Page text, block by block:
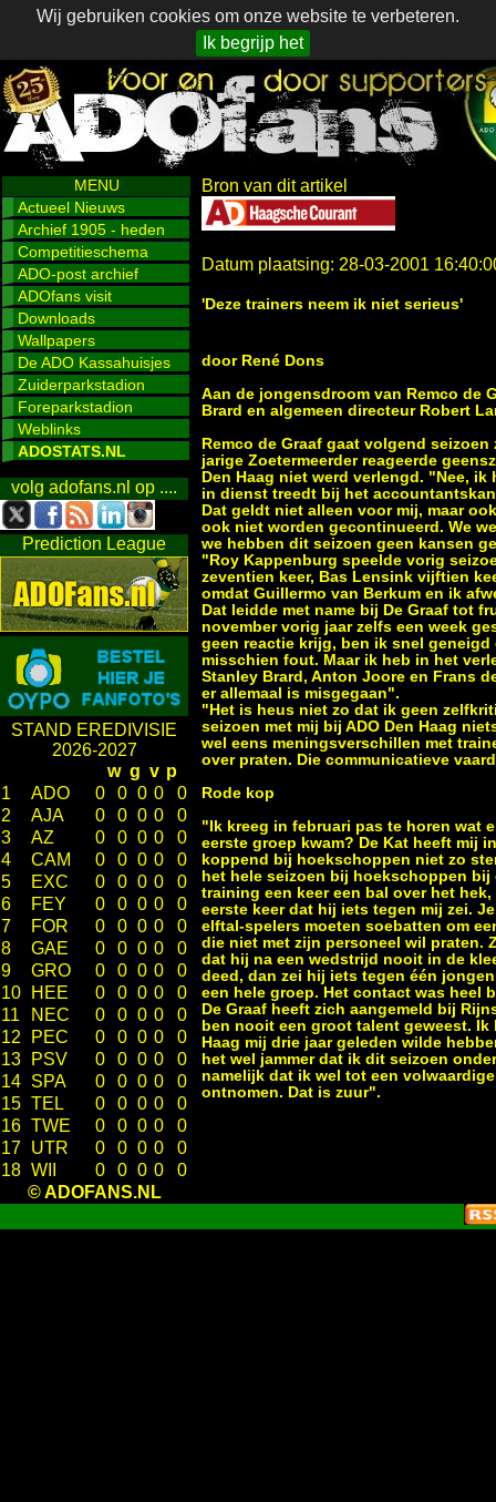
Wij gebruiken cookies om onze website te verbeteren.
Ik begrijp het
MENU
Actueel Nieuws
Archief 1905 - heden
Competitieschema
ADO-post archief
ADOfans visit
Downloads
Wallpapers
De ADO Kassahuisjes
Zuiderparkstadion
Foreparkstadion
Weblinks
ADOSTATS.NL
volg adofans.nl op ....
Prediction League
STAND EREDIVISIE
2026-2027
w g v p
1
ADO 0 0 0 0
0
2
AJA 0 0 0 0
0
3
AZ 0 0 0 0
0
4
CAM 0 0 0 0
0
5
EXC 0 0 0 0
0
6
FEY 0 0 0 0
0
7
FOR 0 0 0 0
0
8
GAE 0 0 0 0
0
9
GRO 0 0 0 0
0
10
HEE 0 0 0 0
0
11
NEC 0 0 0 0
0
12
PEC 0 0 0 0
0
13
PSV 0 0 0 0
0
14 SPA 0 0 0 0
0
15 TEL 0 0 0 0
0
16 TWE 0 0 0 0
0
17 UTR 0 0 0 0
0
18 WII 0 0 0 0
0
© ADOFANS.NL
Bron van dit artikel
Datum plaatsing: 28-03-2001
'Deze trainers neem ik niet serieus'
door René Dons
Aan de jongensdroom van Remco de
Brard en algemeen directeur Robert
Remco de Graaf gaat volgend
jarige Zoetermeerder reageerde
Den Haag niet werd verlengd. "Nee,
in dienst treedt bij het
Dat geldt niet alleen voor mij, maar
ook niet worden gecontinueerd. We
we hebben dit seizoen geen kansen
"Roy Kappenburg speelde vorig
zeventien keer, Bas Lensink vijftien
omdat Guillermo van Berkum en ik
Dat leidde met name bij De Graaf tot
november vorig jaar zelfs een week
geen reactie krijg, ben ik snel
misschien fout. Maar ik heb in het
Stanley Brard, Anton Joore en Frans
er allemaal is misgegaan".
"Het is heus niet zo dat ik geen
seizoen met mij bij ADO Den Haag
wel eens meningsverschillen met
over praten. Die communicatieve
Rode kop
"Ik kreeg in februari pas te horen wat
eerste groep kwam? De Kat heeft mij
koppend bij hoekschoppen niet zo
het hele seizoen bij hoekschoppen
training een keer een bal over het
eerste keer dat hij iets tegen mij zei.
elftal-spelers moeten soebatten om
die niet met zijn personeel wil praten.
dat hij na een wedstrijd nooit in de
deed, dan zei hij iets tegen één
een hele groep. Het contact was heel
De Graaf heeft zich aangemeld bij
ben nooit een groot talent geweest.
Haag mij drie jaar geleden wilde
het wel jammer dat ik dit seizoen
namelijk dat ik wel tot een
ontnomen. Dat is zuur".